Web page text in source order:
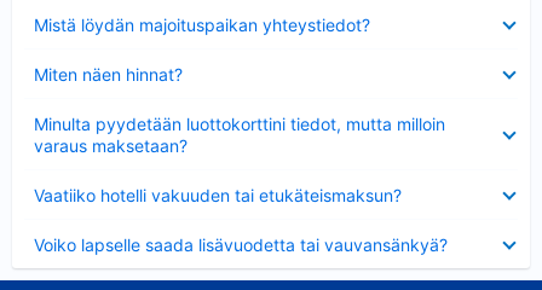
Mistä löydän majoituspaikan yhteystiedot?
Miten näen hinnat?
Minulta pyydetään luottokorttini tiedot, mutta milloin
varaus maksetaan?
Vaatiiko hotelli vakuuden tai etukäteismaksun?
Voiko lapselle saada lisävuodetta tai vauvansänkyä?